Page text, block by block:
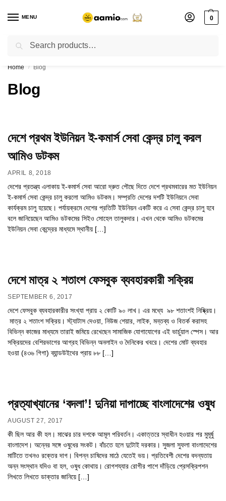
MENU 0
Flash sale unlocked ⚡ % off with code “”
Home / Blog
Blog
দেশে প্রথম ইউনিয়ন ই-কমার্স সেবা কেন্দ্র চালু করল
আমিও ডটকম
APRIL 8, 2018
দেশের প্রতন্ত্য এলাকায় ই-কমার্স সেবা আরো দ্রুত পৌছে দিতে দেশে প্রথমবারের মত ইউনিয়ন
ই-কমার্স সেবা কেন্দ্র চালু করলো আমিও ডটকম। সম্প্রতি দেশের দশটি ইউনিয়নে সেবা
কার্যক্রম চালু হয়েছে। পর্যায়ক্রমে দেশের প্রতিটি ইউনিয়ন একটি করে এ সেবা কেন্দ্র চালু হবে
বলে জানিয়েছেন আমিও ডটকমের সিইও সোহেল তালুকদার। এখন থেকে আমিও ডটকমের
ইউনিয়ন সেবা কেন্দ্রের মাধ্যমে স্থানীয় […]
দেশে মাত্র ২ শতাংশ ফেসবুক ব্যবহারকারী সক্রিয়
SEPTEMBER 6, 2017
দেশে ফেসবুক ব্যবহারকারীর সংখ্যা প্রায় ২ কোটি ৯০ লাখ। এর মধ্যে ৯৮ শতাংশই নিষ্ক্রিয়।
মাত্র ২ শতাংশ সক্রিয়। স্ট্যাটাস দেওয়া, নিউজ শেয়ার, লাইক, মন্তব্য ও বিতর্ক করাসহ
বিভিন্ন কাজের মাধ্যমে তারাই জমিয়ে রেখেছেন সামাজিক যোগাযোগের এই ভার্চুয়াল স্পেস। আর
সক্রিয়দের বেশিরভাগের আগ্রহ বিভিন্ন অনলাইন ও দৈনিকের খবরে। দেশের মোট ব্যবহার
হওয়া (৪৩৬ গিগা) ব্যান্ডউইথের প্রায় ৮৮ […]
প্রত্যাখ্যানের ‘বদলা’! দুনিয়া দাপাচ্ছে বাংলাদেশের ওষুধ
AUGUST 27, 2017
কী ছিল আর কী হল। মাঝের চার দশকে আমূল পরিবর্তন। একাত্তরে স্বাধীন হওয়ার পর মুমূর্ষু
বাংলাদেশ। অন্নের সঙ্গে ওষুধের সংকট। বাঁচতে হলে দুটোই দরকার। সুজলা সুফলা বাংলাদেশের
মাটিতে তখনও রক্তের দাগ। বিপন্ন চাষিদের মাঠে যেতেই ভয়। প্রতিবেশী দেশের বদন্যতায়
অন্ন সংস্থান যদিও বা হল, ওষুধ কোথায়। রোগশয্যার রোগীর পাশে দাঁড়িয়ে প্রেসক্রিপশন
লিখতে লিখতে ডাক্তার জানিয়ে […]